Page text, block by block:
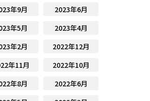
年9月
2023年6月
年5月
2023年4月
年2月
2022年12月
年11月
2022年10月
年8月
2022年6月